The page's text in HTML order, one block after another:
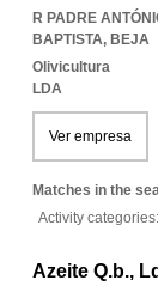
R PADRE
BAPTISTA, BEJA
Olivicultura
LDA
Ver empresa
Matches in the
Activity
Azeite Q.b.,